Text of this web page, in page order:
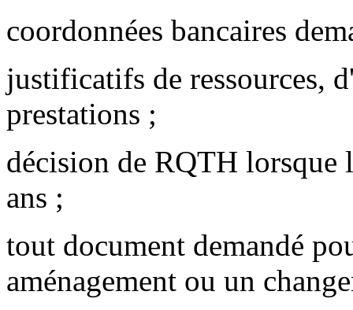
coordonnées bancaires
justificatifs de ressources,
prestations ;
décision de RQTH lorsque
ans ;
tout document demandé
aménagement ou un